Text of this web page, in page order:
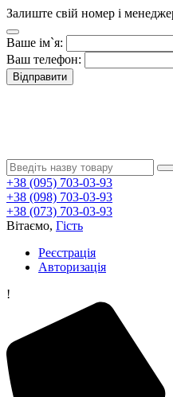
Залиште свій номер і
Ваше ім`я:
Ваш телефон:
Відправити
+38 (095) 703-03-93
+38 (098) 703-03-93
+38 (073) 703-03-93
Вітаємо, Гість
Реєстрація
Авторизація
!